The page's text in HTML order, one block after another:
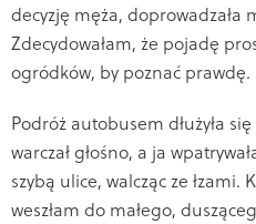
decyzję męża, doprowadzała
Zdecydowałam, że pojadę
ogródków, by poznać prawdę.
Podróż autobusem dłużyła
warczał głośno, a ja
szybą ulice, walcząc ze łzami.
weszłam do małego,